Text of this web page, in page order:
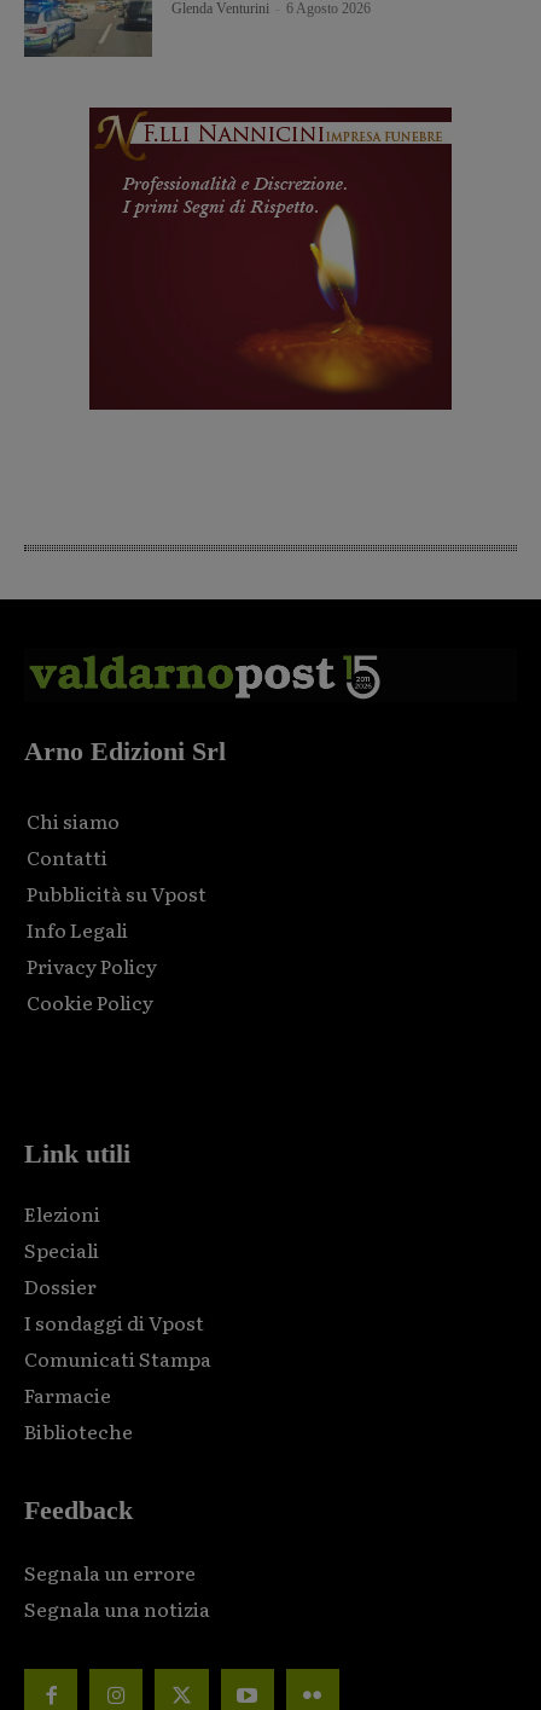
Glenda Venturini 6 Agosto 2026
Arno Edizioni Srl
Chi siamo
Contatti
Pubblicità su Vpost
Info Legali
Privacy Policy
Cookie Policy
Link utili
Elezioni
Speciali
Dossier
I sondaggi di Vpost
Comunicati Stampa
Farmacie
Biblioteche
Feedback
Segnala un errore
Segnala una notizia